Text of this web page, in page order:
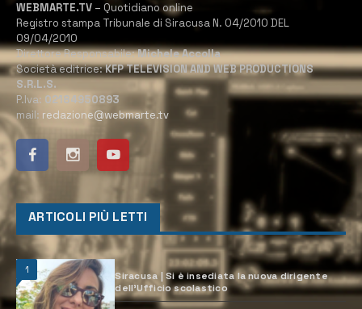
WEBMARTE.TV – Quotidiano online
Registro stampa Tribunale di Siracusa N. 04/2010 DEL
09/04/2010
Direttore Responsabile:Michele Accolla
Società editrice:KFP TELEVISION AND WEB PRODUCTIONS
S.R.L.S.
P.Iva: 02184950893
mail: redazione@webmarte.tv
ARTICOLI PIÙ LETTI
1
Siracusa | Si è insediata la nuova dirigente
dell’Ufficio scolastico